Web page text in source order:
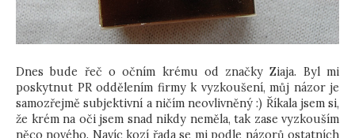
Dnes bude řeč o očním krému od značky Ziaja. Byl mi
poskytnut PR oddělením firmy k vyzkoušení, můj názor je
samozřejmě subjektivní a ničím neovlivněný :) Říkala jsem si,
že krém na oči jsem snad nikdy neměla, tak zase vyzkouším
něco nového. Navíc kozí řada se mi podle názorů ostatních